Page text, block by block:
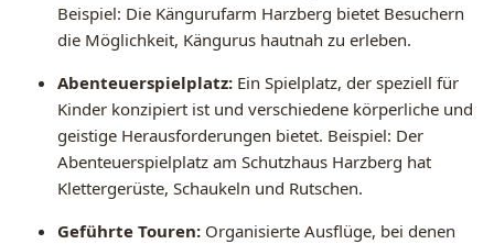
Beispiel: Die Kängurufarm Harzberg bietet Besuchern
die Möglichkeit, Kängurus hautnah zu erleben.
Abenteuerspielplatz: Ein Spielplatz, der speziell für
Kinder konzipiert ist und verschiedene körperliche und
geistige Herausforderungen bietet. Beispiel: Der
Abenteuerspielplatz am Schutzhaus Harzberg hat
Klettergerüste, Schaukeln und Rutschen.
Geführte Touren: Organisierte Ausflüge, bei denen